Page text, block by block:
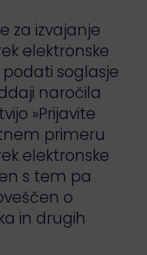
za izvajanje
elektronske
soglasje
naročila
»Prijavite
primeru
elektronske
s tem pa
o
in drugih